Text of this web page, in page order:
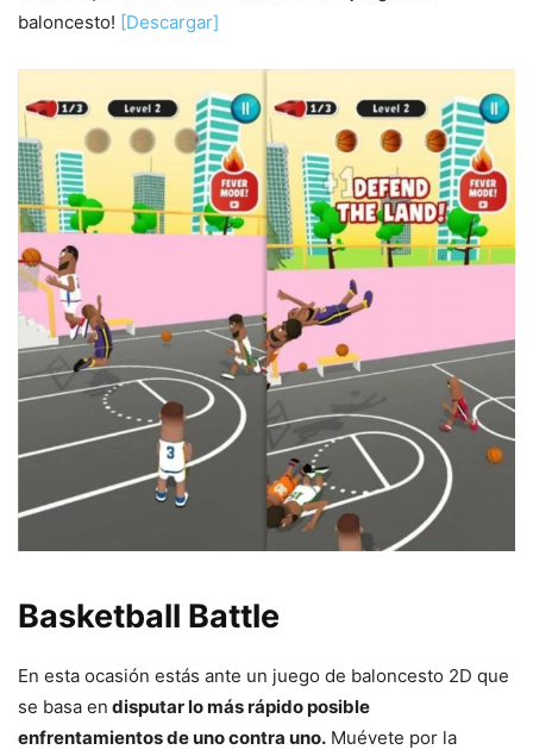
baloncesto! [Descargar]
Basketball Battle
En esta ocasión estás ante un juego de baloncesto 2D que
se basa en disputar lo más rápido posible
enfrentamientos de uno contra uno. Muévete por la